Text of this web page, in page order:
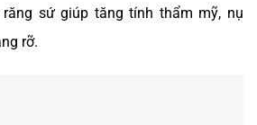
sứ giúp tăng tính thẩm mỹ, nụ
rỡ.